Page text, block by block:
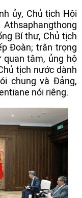
ủy, Chủ tịch Hội
Bí thư, Chủ tịch
Đoàn; trân trọng
tâm, ủng hộ
tịch nước dành
chung và Đảng,
nói riêng.